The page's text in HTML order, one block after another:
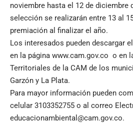
noviembre hasta el 12 de diciembre
selección se realizarán entre 13 al
premiación al finalizar el año.
Los interesados pueden descargar
en la página www.cam.gov.co o en
Territoriales de la CAM de los
Garzón y La Plata.
Para mayor información pueden
celular 3103352755 o al correo
educacionambiental@cam.gov.co.